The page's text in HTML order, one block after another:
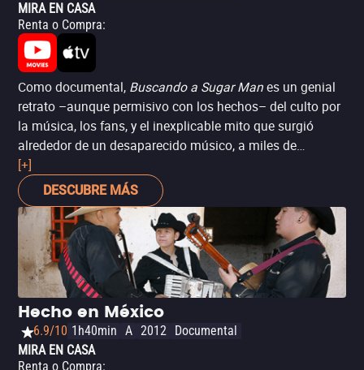
MIRA EN CASA
Renta o Compra:
Como documental, Buscando a Sugar Manes un genial
retrato –aunque permisivo con los hechos– del culto por
la música, los fans, y el inexplicable mito que surgió
alrededor de un desaparecido músico, a miles de
kilómetros de su tierra de origen. Ganadora de múltiples
premios –incluidos el BAFTA y el Oscar al mejor
documental–, esta película fue una de las primeras en
realizarse con ayuda de un iPhone. Si no las has visto, te
garantizamos que no sólo te encantará, sino que saldrás
fan de Sixto Rodriguez.
[+]
DESCUBRE MÁS
Hecho en México
6.9/10 1h40min A 2012 Documental
MIRA EN CASA
Renta o Compra: